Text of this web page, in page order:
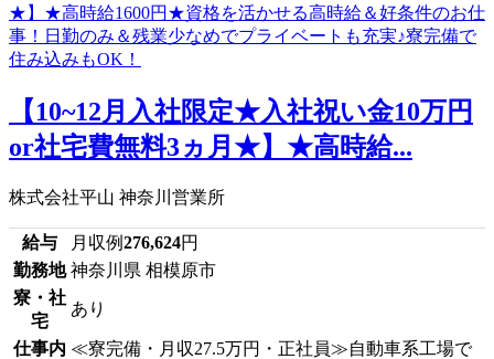
【10~12月入社限定★入社祝い金10万円
or社宅費無料3ヵ月★】★高時給...
株式会社平山 神奈川営業所
給与 月収例276,624円
勤務地 神奈川県 相模原市
寮・社
宅
あり
仕事内 ≪寮完備・月収27.5万円・正社員≫自動車系工場で